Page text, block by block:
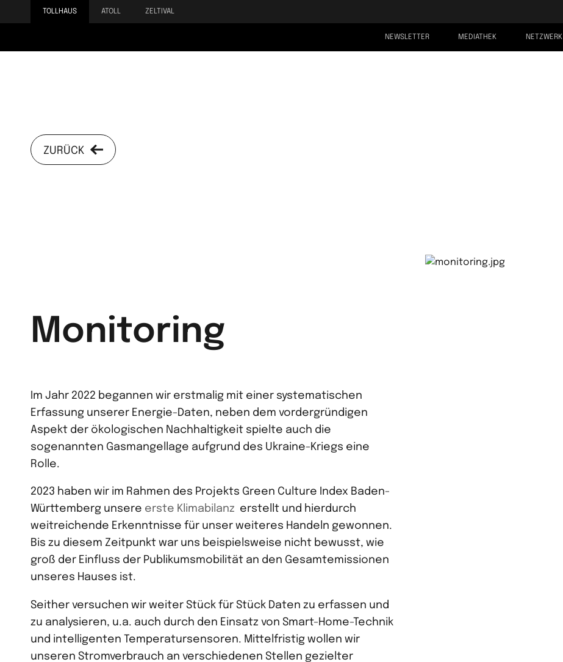
TOLLHAUS ATOLL ZELTIVAL
NEWSLETTER MEDIATHEK NETZWERK
ZURÜCK
Monitoring
Im Jahr 2022 begannen wir erstmalig mit einer systematischen
Erfassung unserer Energie-Daten, neben dem vordergründigen
Aspekt der ökologischen Nachhaltigkeit spielte auch die
sogenannten Gasmangellage aufgrund des Ukraine-Kriegs eine
Rolle.
2023 haben wir im Rahmen des Projekts Green Culture Index Baden-
Württemberg unsere erste Klimabilanz erstellt und hierdurch
weitreichende Erkenntnisse für unser weiteres Handeln gewonnen.
Bis zu diesem Zeitpunkt war uns beispielsweise nicht bewusst, wie
groß der Einfluss der Publikumsmobilität an den Gesamtemissionen
unseres Hauses ist.
Seither versuchen wir weiter Stück für Stück Daten zu erfassen und
zu analysieren, u.a. auch durch den Einsatz von Smart-Home-Technik
und intelligenten Temperatursensoren. Mittelfristig wollen wir
unseren Stromverbrauch an verschiedenen Stellen gezielter